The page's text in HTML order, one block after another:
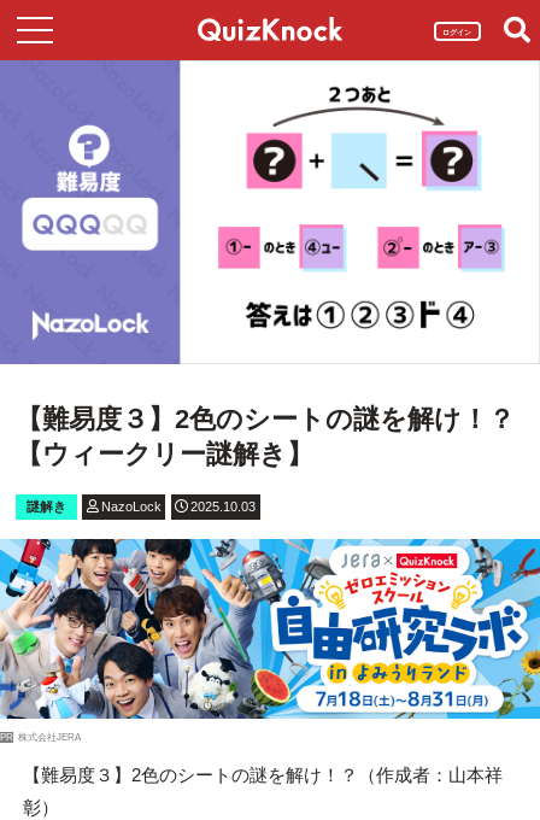
ログイン
【難易度３】2色のシートの謎を解け！？
【ウィークリー謎解き】
謎解き NazoLock 2025.10.03
PR 株式会社JERA
【難易度３】2色のシートの謎を解け！？（作成者：山本祥
彰）